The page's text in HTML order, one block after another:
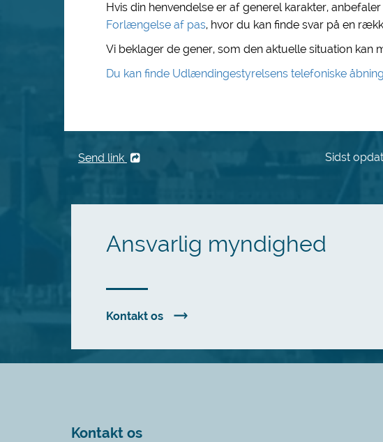
Hvis din henvendelse er af generel karakter,
Forlængelse af pas, hvor du kan finde svar på en
Vi beklager de gener, som den aktuelle situation kan
Du kan finde Udlændingestyrelsens telefoniske
Send link Sidst
Ansvarlig myndighed
Kontakt os
Kontakt os